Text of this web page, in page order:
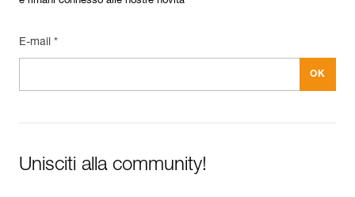
E-mail *
Unisciti alla community!